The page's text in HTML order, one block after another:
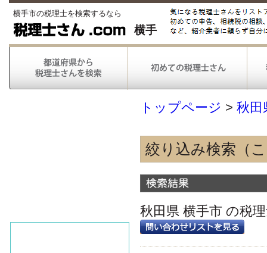
横手市の税理士を検索するなら
横手
トップページ > 秋田
絞り込み検索（
得意な業種
情報通信
不動産
医療
得意な業務
税務申告
秋田県 横手市 の税